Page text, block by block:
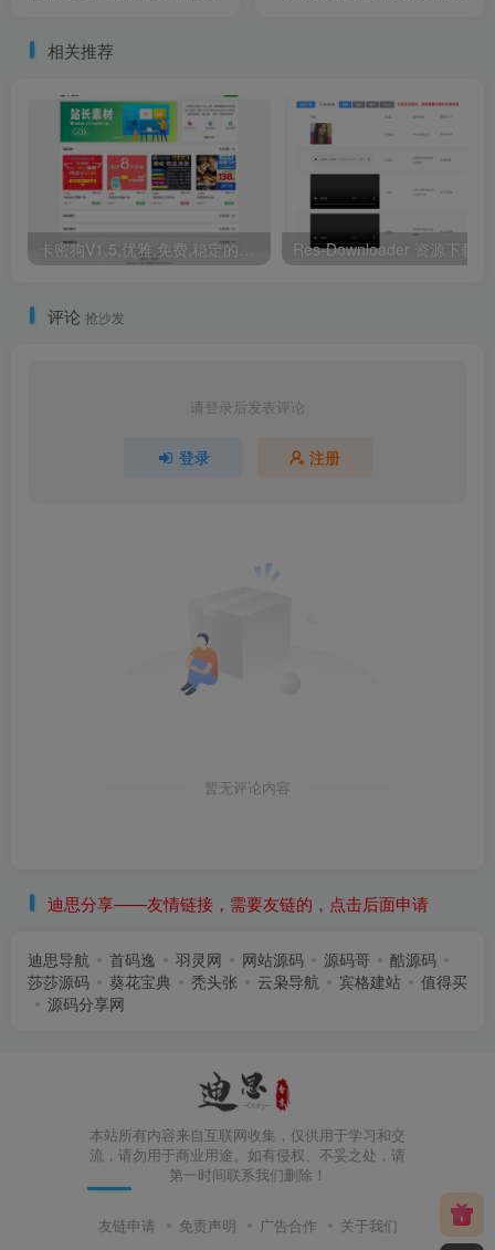
相关推荐
评论 抢沙发
请登录后发表评论
登录 注册
暂无评论内容
迪思分享——友情链接，需要友链的，点击后面申请
迪思导航 首码逸 羽灵网 网站源码 源码哥
酷源码
莎莎源码
葵花宝典 秃头张 云枭导航 宾格建站
值得买
源码分享网
本站所有内容来自互联网收集，仅供用于学习和交
流，请勿用于商业用途。如有侵权、不妥之处，请
第一时间联系我们删除！
友链申请 免责声明 广告合作 关于我们